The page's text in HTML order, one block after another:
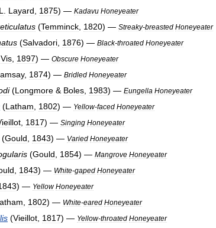
L Layard 1875) — Kadavu Honeyeater
(Temminck 1820) — Streaky-breasted Honeyeater
(Salvadori 1876) — Black-throated Honeyeater
Vis 1897) — Obscure Honeyeater
, 1874) — Bridled Honeyeater
(Longmore & Boles 1983) — Eungella Honeyeater
(Latham 1802) — Yellow-faced Honeyeater
1817) — Singing Honeyeater
(Gould 1843) — Varied Honeyeater
(Gould 1854) — Mangrove Honeyeater
1843) — White-gaped Honeyeater
) — Yellow Honeyeater
1802) — White-eared Honeyeater
(Vieillot 1817) — Yellow-throated Honeyeater